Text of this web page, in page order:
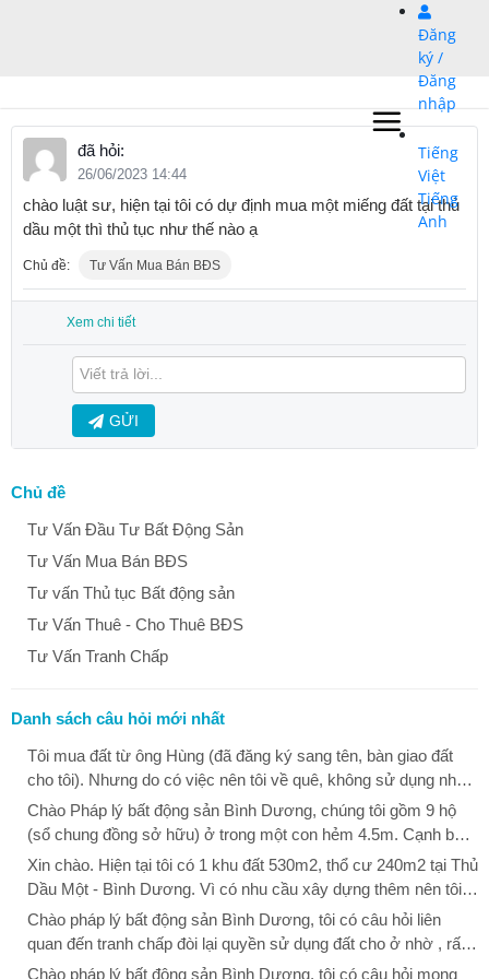
Đăng
ký /
Đăng
nhập
Tiếng
Việt
Tiếng
Anh
Chủ đề
Tư Vấn Đầu Tư Bất Động Sản
Tư Vấn Mua Bán BĐS
Tư vấn Thủ tục Bất động sản
Tư Vấn Thuê - Cho Thuê BĐS
Tư Vấn Tranh Chấp
Danh sách câu hỏi mới nhất
Tôi mua đất từ ông Hùng (đã đăng ký sang tên, bàn giao đất
cho tôi). Nhưng do có việc nên tôi về quê, không sử dụng nhà.
Khi tôi vào thì thấy ông Dũng đã phá ổ khóa vào nhà tôi ở. Tôi
hỏi ông Dũng thì ông Dũng nói là đất này của mẹ ông Dũng, khi
thuận nhà này để làm từ đường và giao cho ông Dũng đại diện
quản lý. Sau đó, ông Dũng đưa bà Linh vào sinh sống trong
nhà, bà Linh tự ý kê khai và chuyển nhượng nhà và đất cho
ông Hùng. Giờ ông Dũng nói là nhà đất trên của ông Dũng, giao
dịch giữa ông Hùng với tôi là không có giá trị pháp lý. Cho tôi
Chào Pháp lý bất động sản Bình Dương, chúng tôi gồm 9 hộ
(sổ chung đồng sở hữu) ở trong một con hẻm 4.5m. Cạnh bên
là đất bỏ hoang (đất công của Quận 12). Tháng 12 vừa rồi
phường Thạnh Xuân, quận 12 cho làm hàng rào để bảo vệ đất
đang đi lại hơn 9 năm của xóm (9 hộ), phần đường xóm còn lại
chỉ 1,2m với lý do là đất của xóm chỉ có vậy còn phần đường
Xin chào. Hiện tại tôi có 1 khu đất 530m2, thổ cư 240m2 tại Thủ
Dầu Một - Bình Dương. Vì có nhu cầu xây dựng thêm nên tôi
đã làm các thủ tục đo đạc, tháo dỡ phần xây dựng k nằm trên
thổ cư. Hiện tại tôi đang muốn dịch chuyển di dời 29.7m2 thổ
Chào pháp lý bất động sản Bình Dương, tôi có câu hỏi liên
quan đến tranh chấp đòi lại quyền sử dụng đất cho ở nhờ , rất
mong được Quý luật sư giải đáp. Năm 1996 tôi có cho một
Chào pháp lý bất động sản Bình Dương, tôi có câu hỏi mong
đã hỏi:
26/06/2023 14:44
chào luật sư, hiện tại tôi có dự định mua một miếng đất tại thủ
dầu một thì thủ tục như thế nào ạ
Chủ đề: Tư Vấn Mua Bán BĐS
Xem chi tiết
GỬI